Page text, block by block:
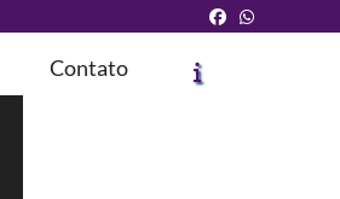
Contato